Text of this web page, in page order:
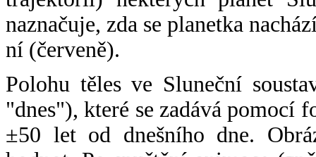
naznačuje, zda se planetka
ní (červeně).
Polohu těles ve Sluneční
"dnes"), které se zadává pomocí
±50 let od dnešního dne.